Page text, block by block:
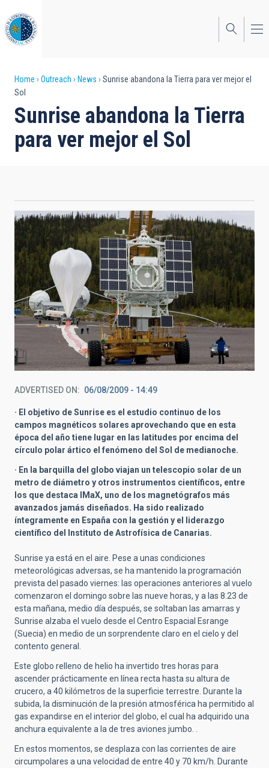
to
main
content
Breadcrumb
Home Outreach News
Sunrise abandona la Tierra para ver mejor el
Sol
Sunrise abandona la Tierra
para ver mejor el Sol
ADVERTISED ON 06/08/2009 - 14:49
· El objetivo de Sunrise es el estudio continuo de los
campos magnéticos solares aprovechando que en esta
época del año tiene lugar en las latitudes por encima del
círculo polar ártico el fenómeno del Sol de medianoche.
· En la barquilla del globo viajan un telescopio solar de un
metro de diámetro y otros instrumentos científicos, entre
los que destaca IMaX, uno de los magnetógrafos más
avanzados jamás diseñados. Ha sido realizado
íntegramente en España con la gestión y el liderazgo
científico del Instituto de Astrofísica de Canarias.
Sunrise ya está en el aire. Pese a unas condiciones
meteorológicas adversas, se ha mantenido la programación
prevista del pasado viernes: las operaciones anteriores al vuelo
comenzaron el domingo sobre las nueve horas, y a las 8.23 de
esta mañana, medio día después, se soltaban las amarras y
Sunrise alzaba el vuelo desde el Centro Espacial Esrange
(Suecia) en medio de un sorprendente claro en el cielo y del
contento general.
Este globo relleno de helio ha invertido tres horas para
ascender prácticamente en línea recta hasta su altura de
crucero, a 40 kilómetros de la superficie terrestre. Durante la
subida, la disminución de la presión atmosférica ha permitido al
gas expandirse en el interior del globo, el cual ha adquirido una
anchura equivalente a la de tres aviones jumbo. .
En estos momentos, se desplaza con las corrientes de aire
circumpolares a una velocidad de entre 40 y 70 km/h. Durante